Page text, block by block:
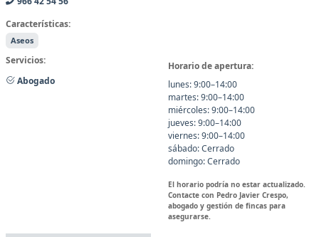
Características:
Aseos
Servicios:
Abogado
Horario de apertura:
lunes: 9:00–14:00
martes: 9:00–14:00
miércoles: 9:00–14:00
jueves: 9:00–14:00
viernes: 9:00–14:00
sábado: Cerrado
domingo: Cerrado
El horario podría no estar actualizado.
Contacte con Pedro Javier Crespo,
abogado y gestión de fincas para
asegurarse.